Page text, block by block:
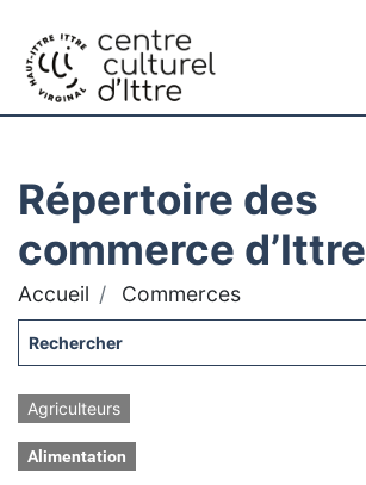
Répertoire des
commerce d’Ittre
Accueil Commerces
Agriculteurs
Alimentation